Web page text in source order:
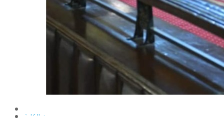
النبات الزراعى
المحاصيل
الميكروبيولوجيا الزراعية
الهندسة الزراعية
الوراثة
البرامج التعليمية
برامج اللغة العربية
برامج اللغة الانجليزية
عن الكلية